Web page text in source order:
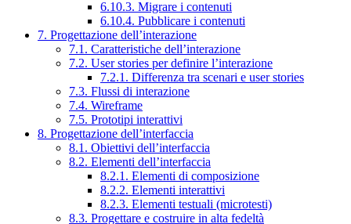
6.10.3. Migrare i contenuti
6.10.4. Pubblicare i contenuti
7. Progettazione dell’interazione
7.1. Caratteristiche dell’interazione
7.2. User stories per definire l’interazione
7.2.1. Differenza tra scenari e user stories
7.3. Flussi di interazione
7.4. Wireframe
7.5. Prototipi interattivi
8. Progettazione dell’interfaccia
8.1. Obiettivi dell’interfaccia
8.2. Elementi dell’interfaccia
8.2.1. Elementi di composizione
8.2.2. Elementi interattivi
8.2.3. Elementi testuali (microtesti)
8.3. Progettare e costruire in alta fedeltà